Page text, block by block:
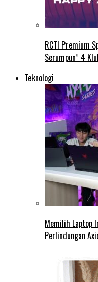
RCTI Premium
Serumpun” 4
Teknologi
Memilih Laptop
Perlindungan